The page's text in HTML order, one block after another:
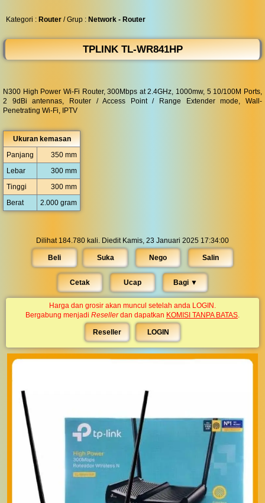
Kategori : Router / Grup : Network - Router
TPLINK TL-WR841HP
N300 High Power Wi-Fi Router, 300Mbps at 2.4GHz, 1000mw, 5 10/100M Ports,
2 9dBi antennas, Router / Access Point / Range Extender mode, Wall-
Penetrating Wi-Fi, IPTV
Ukuran kemasan
Panjang
350 mm
Lebar
300 mm
Tinggi
300 mm
Berat
2.000 gram
Dilihat 184.780 kali. Diedit Kamis, 23 Januari 2025 17:34:00
Beli Suka Nego Salin
Cetak Ucap Bagi ▼︎
Harga dan grosir akan muncul setelah anda LOGIN.
Bergabung menjadi Resellerdan dapatkan KOMISI TANPA BATAS.
Reseller LOGIN